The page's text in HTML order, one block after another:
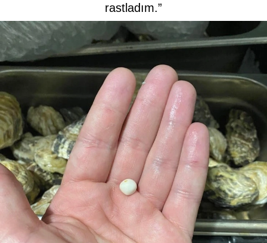
rastladım.”